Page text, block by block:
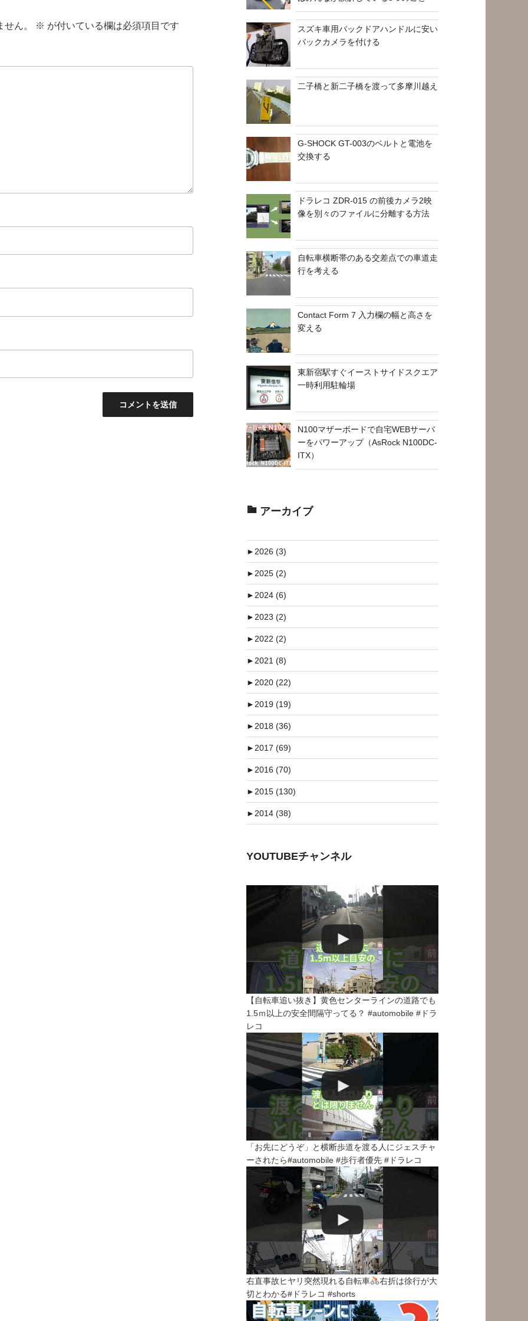
ん。 ※ が付いている欄は必須項目です
スズキ車用バックドアハンドルに安い
バックカメラを付ける
二子橋と新二子橋を渡って多摩川越え
G-SHOCK GT-003のベルトと電池を
交換する
ドラレコ ZDR-015 の前後カメラ2映
像を別々のファイルに分離する方法
自転車横断帯のある交差点での車道走
行を考える
Contact Form 7 入力欄の幅と高さを
変える
東新宿駅すぐイーストサイドスクエア
一時利用駐輪場
N100マザーボードで自宅WEBサーバ
ーをパワーアップ（AsRock N100DC-
ITX）
アーカイブ
►2026 (3)
►2025 (2)
►2024 (6)
►2023 (2)
►2022 (2)
►2021 (8)
►2020 (22)
►2019 (19)
►2018 (36)
►2017 (69)
►2016 (70)
►2015 (130)
►2014 (38)
YOUTUBEチャンネル
【自転車追い抜き】黄色センターラインの道路でも
1.5ｍ以上の安全間隔守ってる？ #automobile #ドラ
レコ
「お先にどうぞ」と横断歩道を渡る人にジェスチャ
ーされたら#automobile #歩行者優先 #ドラレコ
右直事故ヒヤリ突然現れる自転車
右折は徐行が大
切とわかる#ドラレコ #shorts